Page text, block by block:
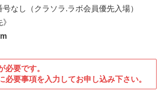
なし（クラソラ.ラボ会員優先入場）
必要です。
必要事項を入力してお申し込み下さい。